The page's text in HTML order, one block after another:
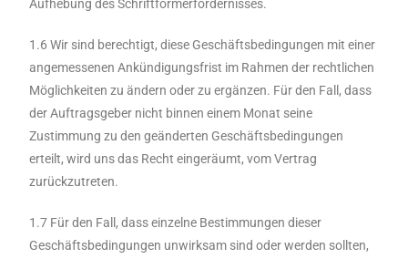
Aufhebung des Schriftformerfordernisses.
1.6 Wir sind berechtigt, diese Geschäftsbedingungen mit einer
angemessenen Ankündigungsfrist im Rahmen der rechtlichen
Möglichkeiten zu ändern oder zu ergänzen. Für den Fall, dass
der Auftragsgeber nicht binnen einem Monat seine
Zustimmung zu den geänderten Geschäftsbedingungen
erteilt, wird uns das Recht eingeräumt, vom Vertrag
zurückzutreten.
1.7 Für den Fall, dass einzelne Bestimmungen dieser
Geschäftsbedingungen unwirksam sind oder werden sollten,